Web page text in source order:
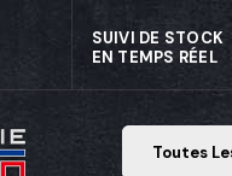
SUIVI DE STOCK
EN TEMPS RÉEL